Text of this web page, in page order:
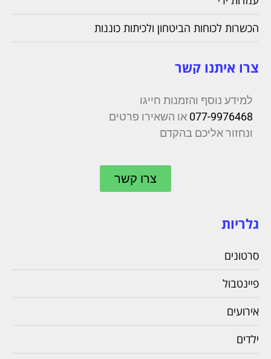
הכשרות לכוחות הביטחון ולכיתות כוננות
צרו איתנו קשר
למידע נוסף והזמנות חייגו
077-9976468 או השאירו פרטים
ונחזור אליכם בהקדם
צרו קשר
גלריות
סרטונים
פיינטבול
אירועים
ילדים